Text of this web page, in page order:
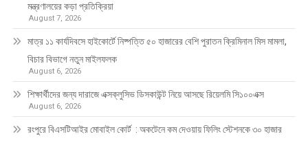
মন্ত্রণালয়ের কড়া প্রতিক্রিয়া
August 7, 2026
মাত্র ১১ কার্যদিবসে হাইকোর্টে নিষ্পত্তি ৫০ হাজারের বেশি পুরাতন ক্রিমিনাল মিস মামলা,
বিচার বিভাগে নতুন মাইলফলক
August 6, 2026
শিক্ষার্থীদের জন্য দারাজে এক্সক্লুসিভ ডিসকাউন্ট নিয়ে আসছে রিয়েলমি সি১০০এক্স
August 6, 2026
রংপুরে বিএসটিআইর মোবাইল কোর্ট : অকটেনে কম দেওয়ায় ফিলিং স্টেশনকে ৩০ হাজার